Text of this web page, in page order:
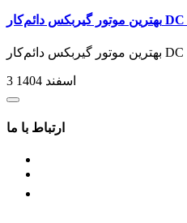
3 اسفند 1404
ارتباط با ما